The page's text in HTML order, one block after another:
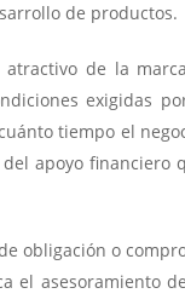
de productos.
de la
exigidas
tiempo el
apoyo financiero
obligación o
el asesoramiento